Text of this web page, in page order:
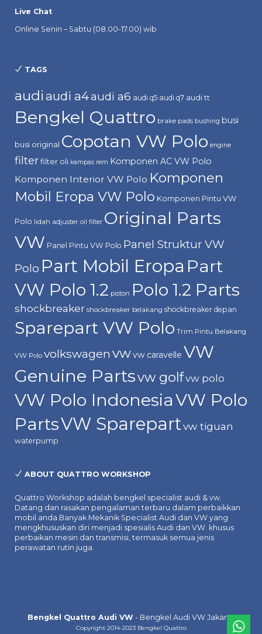
Live Chat
Online Senin – Sabtu (08.00-17.00) wib
TAGS
audi audi a4audi a6 audi q5 audi q7 audi tt
Bengkel Quattro brake pads bushing busi
busi original Copotan VW Polo engine
filterfilter oli kampas rem Komponen AC VW Polo
Komponen Interior VW Polo Komponen
Mobil Eropa VW Polo Komponen Pintu VW
Polo lidah adjuster oil filter Original Parts
VW Panel Pintu VW Polo Panel Struktur VW
Polo Part Mobil Eropa Part
VW Polo 1.2 piston Polo 1.2 Parts
shockbreaker shockbreaker belakang shockbreaker depan
Sparepart VW Polo Trim Pintu Belakang
VW Polo volkswagen vwvw caravelle VW
Genuine Partsvw golfvw polo
VW Polo IndonesiaVW Polo
PartsVW Sparepartvw tiguan
waterpump
ABOUT QUATTRO WORKSHOP
Quattro Workshop adalah bengkel specialist audi & vw.
Datang dan rasakan pengalaman terbaru dalam perbaikkan
mobil anda.Banyak Mekanik Specialist Audi dan VW yang
mengkhususkan diri menjadi spesialis Audi dan VW. khusus
perbaikan mesin dan transmisi, termasuk semua jenis
perawatan rutin juga.
Bengkel Quattro Audi VW - Bengkel Audi VW Jakarta
Copyright 2014-2023 Bengkel Quattro